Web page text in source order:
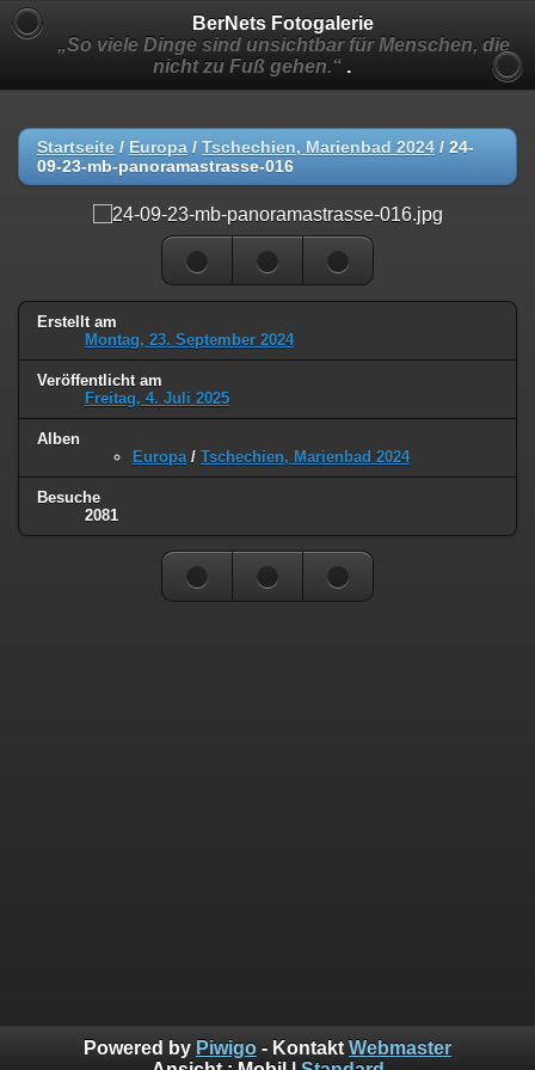
BerNets Fotogalerie
„So viele Dinge sind unsichtbar für Menschen, die
nicht zu Fuß gehen.“ .
Startseite / Europa / Tschechien, Marienbad 2024 / 24-
09-23-mb-panoramastrasse-016
Erstellt am
Montag, 23. September 2024
Veröffentlicht am
Freitag, 4. Juli 2025
Alben
Europa / Tschechien, Marienbad 2024
Besuche
2081
Powered by Piwigo - Kontakt Webmaster